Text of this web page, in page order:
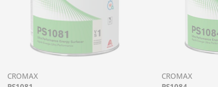
CROMAX
CROMAX